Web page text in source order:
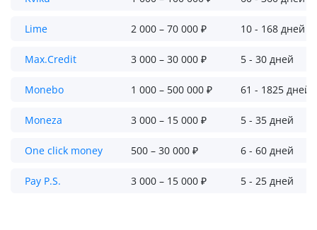
Lime 2 000 – 70 000 ₽ 10 - 168 дней
Max.Credit 3 000 – 30 000 ₽ 5 - 30 дней
Monebo 1 000 – 500 000 ₽ 61 - 1825 дней
Moneza 3 000 – 15 000 ₽ 5 - 35 дней
One click money 500 – 30 000 ₽ 6 - 60 дней
Pay P.S. 3 000 – 15 000 ₽ 5 - 25 дней